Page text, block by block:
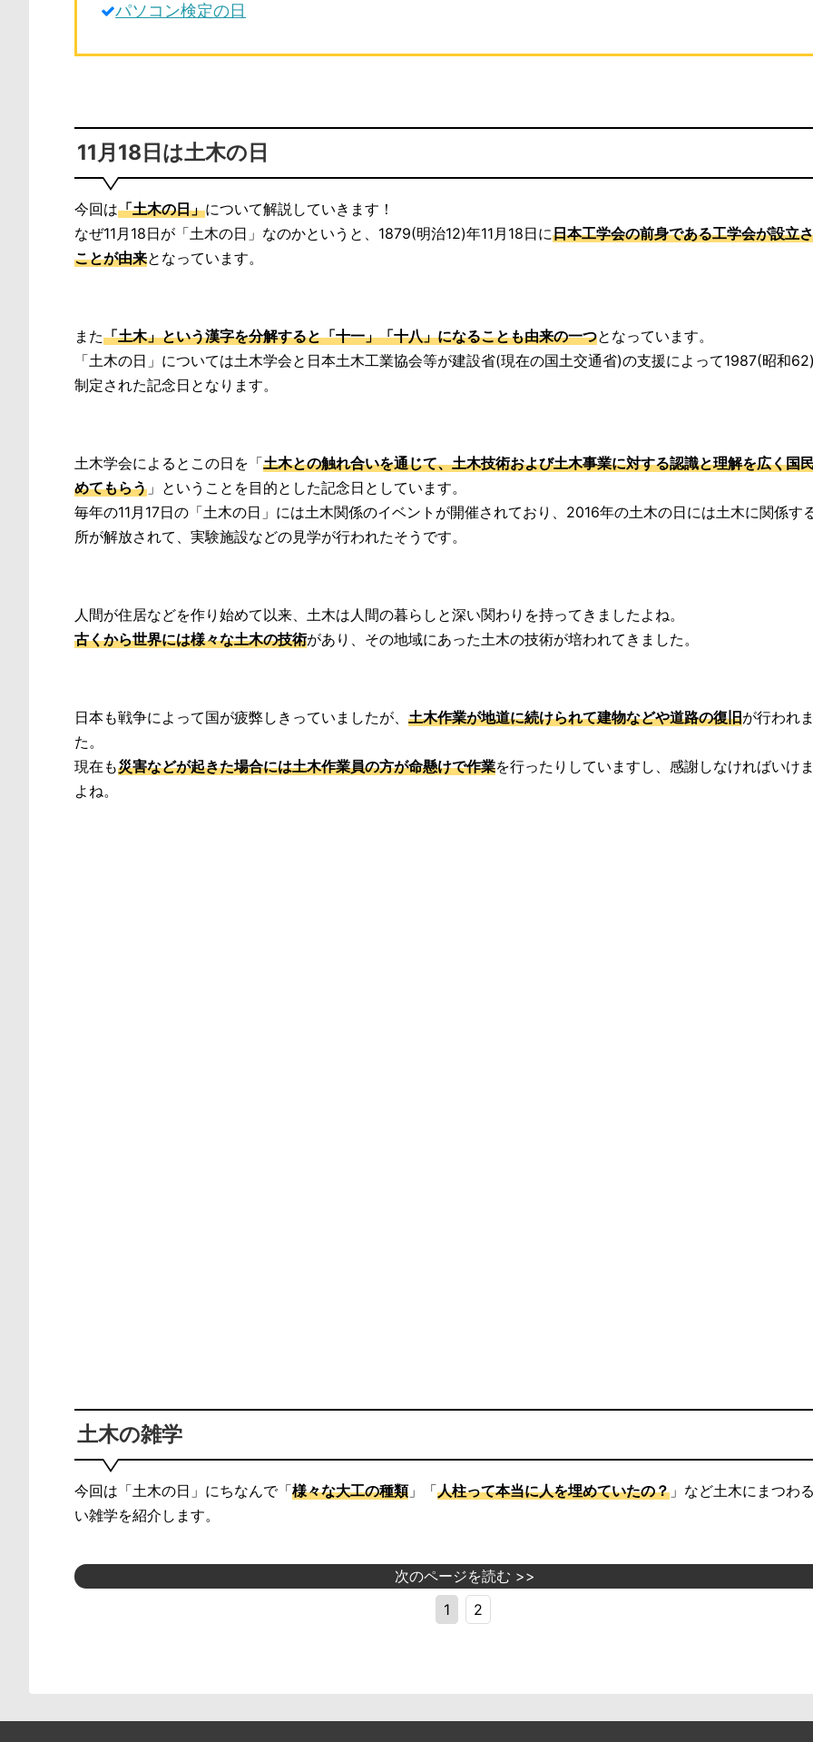
パソコン検定の日
11月18日は土木の日
今回は「土木の日」について解説していきます！
なぜ11月18日が「土木の日」なのかというと、1879(明治12)年11月18日に日本工学会の前身である工学会が設立
ことが由来となっています。
また「土木」という漢字を分解すると「十一」「十八」になることも由来の一つとなっています。
「土木の日」については土木学会と日本土木工業協会等が建設省(現在の国土交通省)の支援によって1987(昭和
制定された記念日となります。
土木学会によるとこの日を「土木との触れ合いを通じて、土木技術および土木事業に対する認識と理解を広く国
めてもらう 」ということを目的とした記念日としています。
毎年の11月17日の「土木の日」には土木関係のイベントが開催されており、2016年の土木の日には土木に関係す
所が解放されて、実験施設などの見学が行われたそうです。
人間が住居などを作り始めて以来、土木は人間の暮らしと深い関わりを持ってきましたよね。
古くから世界には様々な土木の技術があり、その地域にあった土木の技術が培われてきました。
日本も戦争によって国が疲弊しきっていましたが、 土木作業が地道に続けられて建物などや道路の復旧が行われ
た。
現在も災害などが起きた場合には土木作業員の方が命懸けで作業を行ったりしていますし、感謝しなければいけ
よね。
土木の雑学
今回は「土木の日」にちなんで「様々な大工の種類」「人柱って本当に人を埋めていたの？ 」など土木にまつわ
い雑学を紹介します。
次のページを読む >>
1
2